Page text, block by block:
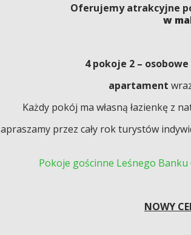
Oferujemy atrakcyjne
w
4 pokoje 2 – osobowe
apartament
Każdy pokój ma własną łazienkę z
przez cały rok turystów
Pokoje gościnne Leśnego Banku
NOWY